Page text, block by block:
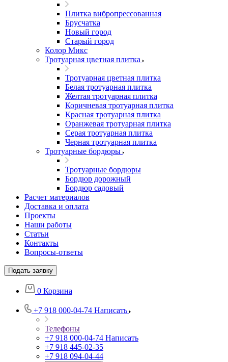
Плитка вибропрессованная
Брусчатка
Новый город
Старый город
Колор Микс
Тротуарная цветная плитка
Тротуарная цветная плитка
Белая тротуарная плитка
Желтая тротуарная плитка
Коричневая тротуарная плитка
Красная тротуарная плитка
Оранжевая тротуарная плитка
Серая тротуарная плитка
Черная тротуарная плитка
Тротуарные бордюры
Тротуарные бордюры
Бордюр дорожный
Бордюр садовый
Расчет материалов
Доставка и оплата
Проекты
Наши работы
Статьи
Контакты
Вопросы-ответы
Подать заявку
0 Корзина
+7 918 000-04-74 Написать
Телефоны
+7 918 000-04-74 Написать
+7 918 445-02-35
+7 918 094-04-44